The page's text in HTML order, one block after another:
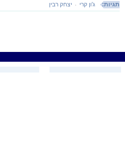
תגיות: ג'ון קרי יצחק רבין